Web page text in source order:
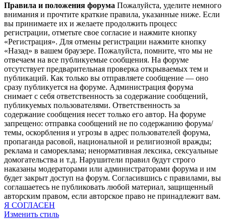
Правила и положения форума Пожалуйста, уделите немного
внимания и прочтите краткие правила, указанные ниже. Если
вы принимаете их и желаете продолжить процесс
регистрации, отметьте свое согласие и нажмите кнопку
«Регистрация». Для отмены регистрации нажмите кнопку
«Назад» в вашем браузере. Пожалуйста, помните, что мы не
отвечаем на все публикуемые сообщения. На форуме
отсутствует предварительная проверка открываемых тем и
публикаций. Как только вы отправляете сообщение — оно
сразу публикуется на форуме. Администрация форума
снимает с себя ответственность за содержание сообщений,
публикуемых пользователями. Ответственность за
содержание сообщения несет только его автор. На форуме
запрещено: отправка сообщений не по содержанию форума/
темы, оскорбления и угрозы в адрес пользователей форума,
пропаганда расовой, национальной и религиозной вражды;
реклама и самореклама; ненормативная лексика, сексуальные
домогательства и т.д. Нарушители правил будут строго
наказаны модераторами или администраторами форума и им
будет закрыт доступ на форум. Согласившись с правилами, вы
соглашаетесь не публиковать любой материал, защищенный
авторским правом, если авторское право не принадлежит вам.
Я СОГЛАСЕН
Изменить стиль